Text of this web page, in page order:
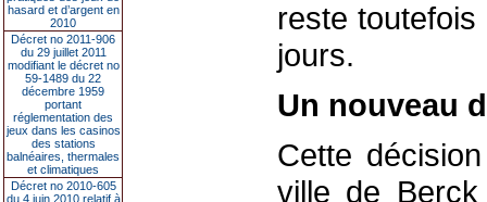
hasard et d’argent en
2010
Décret no 2011-906
du 29 juillet 2011
modifiant le décret no
59-1489 du 22
décembre 1959
portant
réglementation des
jeux dans les casinos
des stations
balnéaires, thermales
et climatiques
Décret no 2010-605
du 4 juin 2010 relatif à
reste
jours.
Un nouveau
Cette
ville de